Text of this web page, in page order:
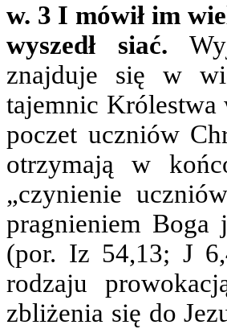
w. 3 I mówił im
wyszedł siać.
znajduje się w
tajemnic Królestwa
poczet uczniów
otrzymają w
„czynienie
pragnieniem Boga
(por. Iz 54,13; J
rodzaju
zbliżenia się do